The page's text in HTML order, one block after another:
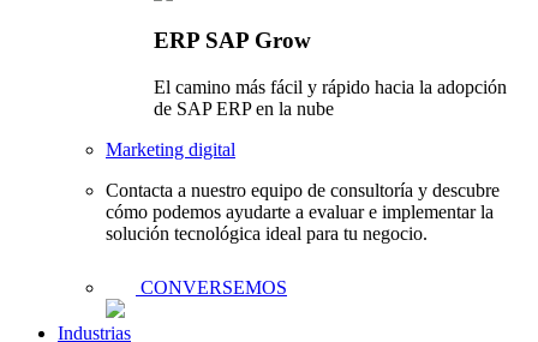
ERP SAP Grow
El camino más fácil y rápido hacia la adopción
de SAP ERP en la nube
Marketing digital
Contacta a nuestro equipo de consultoría y descubre
cómo podemos ayudarte a evaluar e implementar la
solución tecnológica ideal para tu negocio.
CONVERSEMOS
Industrias